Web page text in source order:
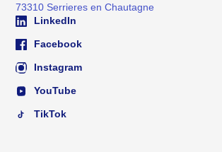
73310 Serrieres en Chautagne
LinkedIn
Facebook
Instagram
YouTube
TikTok